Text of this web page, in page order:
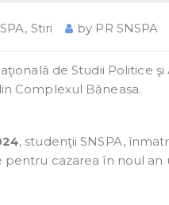
, Stiri by PR SNSPA
de Studii Politice
Complexul Băneasa.
, studenţii SNSPA,
cazarea în noul an